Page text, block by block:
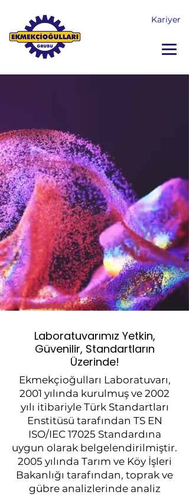
Kariyer
Laboratuvarımız Yetkin,
Güvenilir, Standartların
Üzerinde!
Ekmekçioğulları Laboratuvarı,
2001 yılında kurulmuş ve 2002
yılı itibariyle Türk Standartları
Enstitüsü tarafından TS EN
ISO/IEC 17025 Standardına
uygun olarak belgelendirilmiştir.
2005 yılında Tarım ve Köy İşleri
Bakanlığı tarafından, toprak ve
gübre analizlerinde analiz